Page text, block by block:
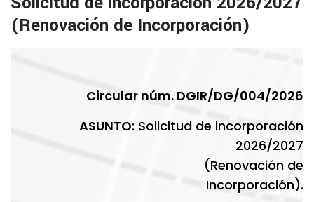
(Renovación de Incorporación)
Circular núm. DGIR/DG/004/2026
ASUNTO: Solicitud de incorporación
2026/2027
(Renovación de
Incorporación).